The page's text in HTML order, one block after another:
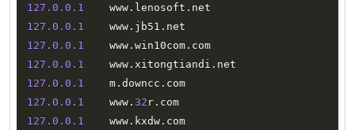
127.0 .0 .1
    www
. lenosoft .
127.0 .0 .1
    www
. jb51 .
127.0 .0 .1
    www
. win10com .
127.0 .0 .1
    www
. xitongtiandi .
127.0 .0 .1
    m
. downcc .
127.0 .0 .1
    www
. 32 r .
127.0 .0 .1
    www
. kxdw .